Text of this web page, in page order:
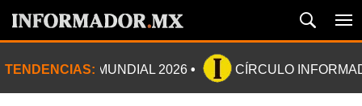
TENDENCIAS: MUNDIAL 2026 CÍRCULO